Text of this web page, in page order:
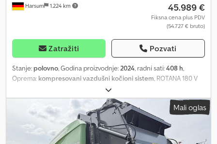
Harsum 1.224 km 45.989 €
Fiksna cena plus PDV
(54.727 € bruto)
Zatražiti Pozvati
Stanje: polovno, Godina proizvodnje: 2024, radni sati:408 h,
Oprema: kompresovani vazdušni kočioni sistem , ROTANA 180 V
XTRA (0010) Fendt Rotana 180 V osnovni paket (0020) Osnovna
mašina 180 V Xtra (0030) COC sertifikat (0040) EU verzija (0050)
Samo ISObus (bez upravljačke jedinice) (0060) Automatska
kontrola zadnjih vrata (0070) Indikator popunjenosti (0080)
Varijabilni valjak za pritisak (0090) Pick-up 2,4 m Djdpfx Ajy N E
Rtopyjkr (0100) Pick-up točkovi sa zglobnim vođenjem (0110) 17
Mali oglas